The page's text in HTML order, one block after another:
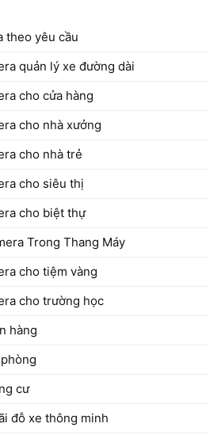
theo yêu cầu
quản lý xe đường dài
cho cửa hàng
cho nhà xưởng
cho nhà trẻ
cho siêu thị
cho biệt thự
Trong Thang Máy
cho tiệm vàng
cho trường học
hàng
cư
đỗ xe thông minh